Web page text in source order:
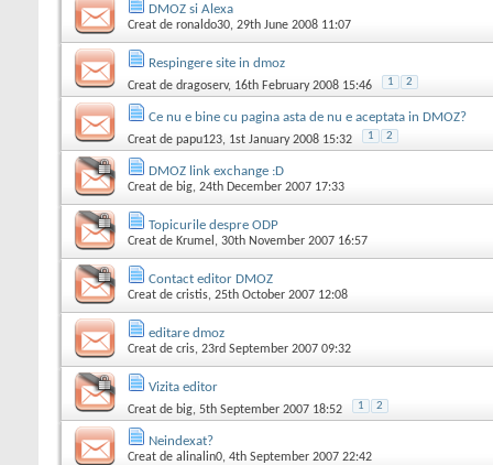
DMOZ si Alexa
Creat de ronaldo30, 29th June 2008 11:07
Respingere site in dmoz
Creat de dragoserv, 16th February 2008 15:46 1 2
Ce nu e bine cu pagina asta de nu e aceptata in DMOZ?
Creat de papu123, 1st January 2008 15:32 1 2
DMOZ link exchange :D
Creat de big, 24th December 2007 17:33
Topicurile despre ODP
Creat de Krumel , 30th November 2007 16:57
Contact editor DMOZ
Creat de cristis, 25th October 2007 12:08
editare dmoz
Creat de cris, 23rd September 2007 09:32
Vizita editor
Creat de big, 5th September 2007 18:52 1 2
Neindexat?
Creat de alinalin0, 4th September 2007 22:42